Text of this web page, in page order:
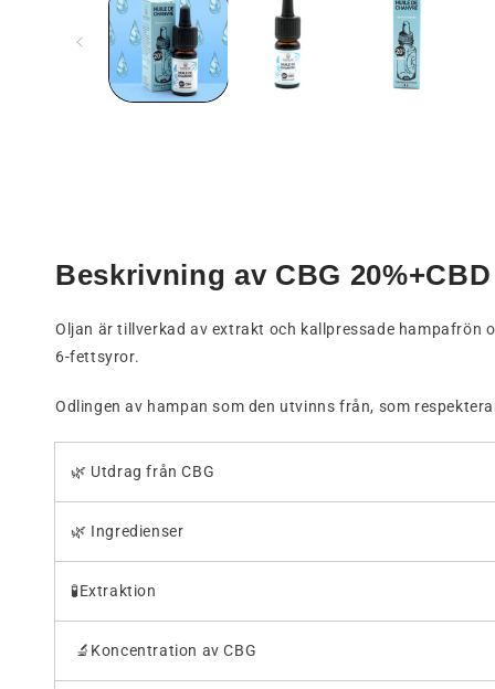
modalt
Beskrivning av CBG
Oljan är tillverkad av extrakt och kallpressade hampafrön
6-fettsyror.
Odlingen av hampan som den utvinns från, som
🌿 Utdrag från CBG
🌿 Ingredienser
🧪Extraktion
🔬Koncentration av CBG